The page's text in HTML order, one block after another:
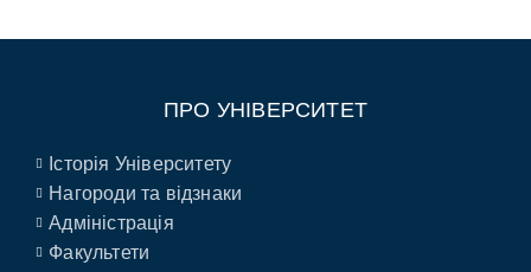
ПРО УНІВЕРСИТЕТ
Історія Університету
Нагороди та відзнаки
Адміністрація
Факультети